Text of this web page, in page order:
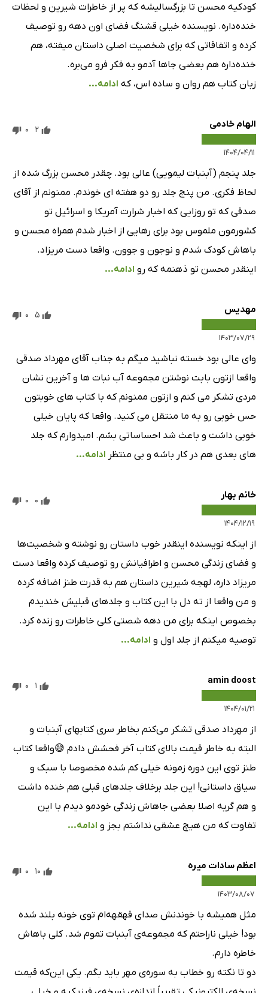
کودکیه محسن تا بزرگسالیشه که پر از خاطرات شیرین و لحظات
خنده‌داره. نویسنده خیلی قشنگ فضای اون دهه رو توصیف
کرده و اتفاقاتی که برای شخصیت اصلی داستان میفته، هم
خنده‌داره هم بعضی جاها آدمو به فکر فرو می‌بره.
زبان کتاب هم روان و ساده اس، که ادامه...
الهام خادمی
۱۴۰۴/۰۴/۱۱
2
0
جلد پنجم (آبنبات لیمویی) عالی بود. چقدر محسن بزرگ شده از
لحاظ فکری. من پنج جلد رو دو هفته ای خوندم. ممنونم از آقای
صدقی که تو روزایی که اخبار شرارت آمریکا و اسرائیل تو
کشورمون ملموس بود برای رهایی از اخبار شدم همراه محسن و
باهاش کودک شدم و نوجون و جوون. واقعا دست مریزاد.
اینقدر محسن تو ذهنمه که رو ادامه...
مهدیس
۱۴۰۳/۰۷/۲۹
5
0
وای عالی بود خسته نباشید میگم به جناب آقای مهرداد صدقی
واقعا ازتون بابت نوشتن مجموعه آب نبات ها و آخرین نشان
مردی تشکر می کنم و ازتون ممنونم که با کتاب های خوبتون
حس خوبی رو به ما منتقل می کنید. واقعا که پایان خیلی
خوبی داشت و باعث شد احساساتی بشم. امیدوارم که جلد
های بعدی هم در کار باشه و بی منتظر ادامه...
خانم بهار
۱۴۰۴/۱۲/۱۹
0
0
از اینکه نویسنده اینقدر خوب داستان رو نوشته و شخصیت‌ها
و فضای زندگی محسن و اطرافیانش رو توصیف کرده واقعا دست
مریزاد داره، لهجه شیرین داستان هم به قدرت طنز اضافه کرده
و من واقعا از ته دل با این کتاب و جلدهای قبلیش خندیدم
بخصوص اینکه برای من دهه شصتی کلی خاطرات رو زنده کرد.
توصیه میکنم از جلد اول و ادامه...
amin doost
۱۴۰۴/۰۱/۲۱
1
0
از مهرداد صدقی تشکر می‌کنم بخاطر سری کتابهای آبنبات و
البته به خاطر قیمت بالای کتاب آخر فحشش دادم 😅واقعا کتاب
طنز توی این دوره زمونه خیلی کم شده مخصوصا با سبک و
سیاق داستانی! این جلد برخلاف جلدهای قبلی هم خنده داشت
و هم گریه اصلا بعضی جاهاش زندگی خودمو دیدم با این
تفاوت که من هیچ عشقی نداشتم بجز و ادامه...
اعظم سادات میره
۱۴۰۳/۰۸/۰۷
10
0
مثل همیشه با خوندنش صدای قهقهه‌ام توی خونه بلند شده
بود! خیلی ناراحتم که مجموعه‌ی آبنبات تموم شد. کلی باهاش
خاطره دارم.
دو تا نکته رو خطاب به سوره‌ی مهر باید بگم. یکی این‌که قیمت